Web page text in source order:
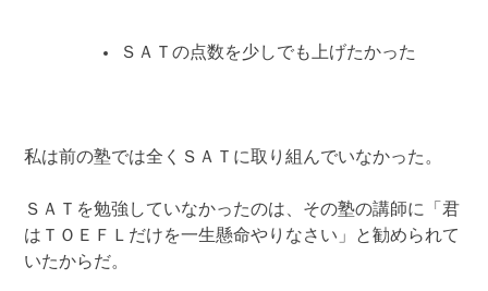
ＳＡＴの点数を少しでも上げたかった
私は前の塾では全くＳＡＴに取り組んでいなかった。
ＳＡＴを勉強していなかったのは、その塾の講師に「君
はＴＯＥＦＬだけを一生懸命やりなさい」と勧められて
いたからだ。